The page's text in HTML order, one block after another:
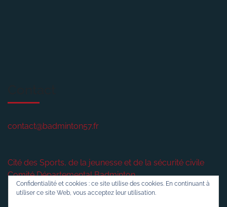
contact@badminton57.fr
Cité des Sports, de la jeunesse et de la sécurité civile
Comité Départemental Badminton
2 rue plénière
Confidentialité et cookies : ce site utilise des cookies. En continuant à
utiliser ce site Web, vous acceptez leur utilisation.